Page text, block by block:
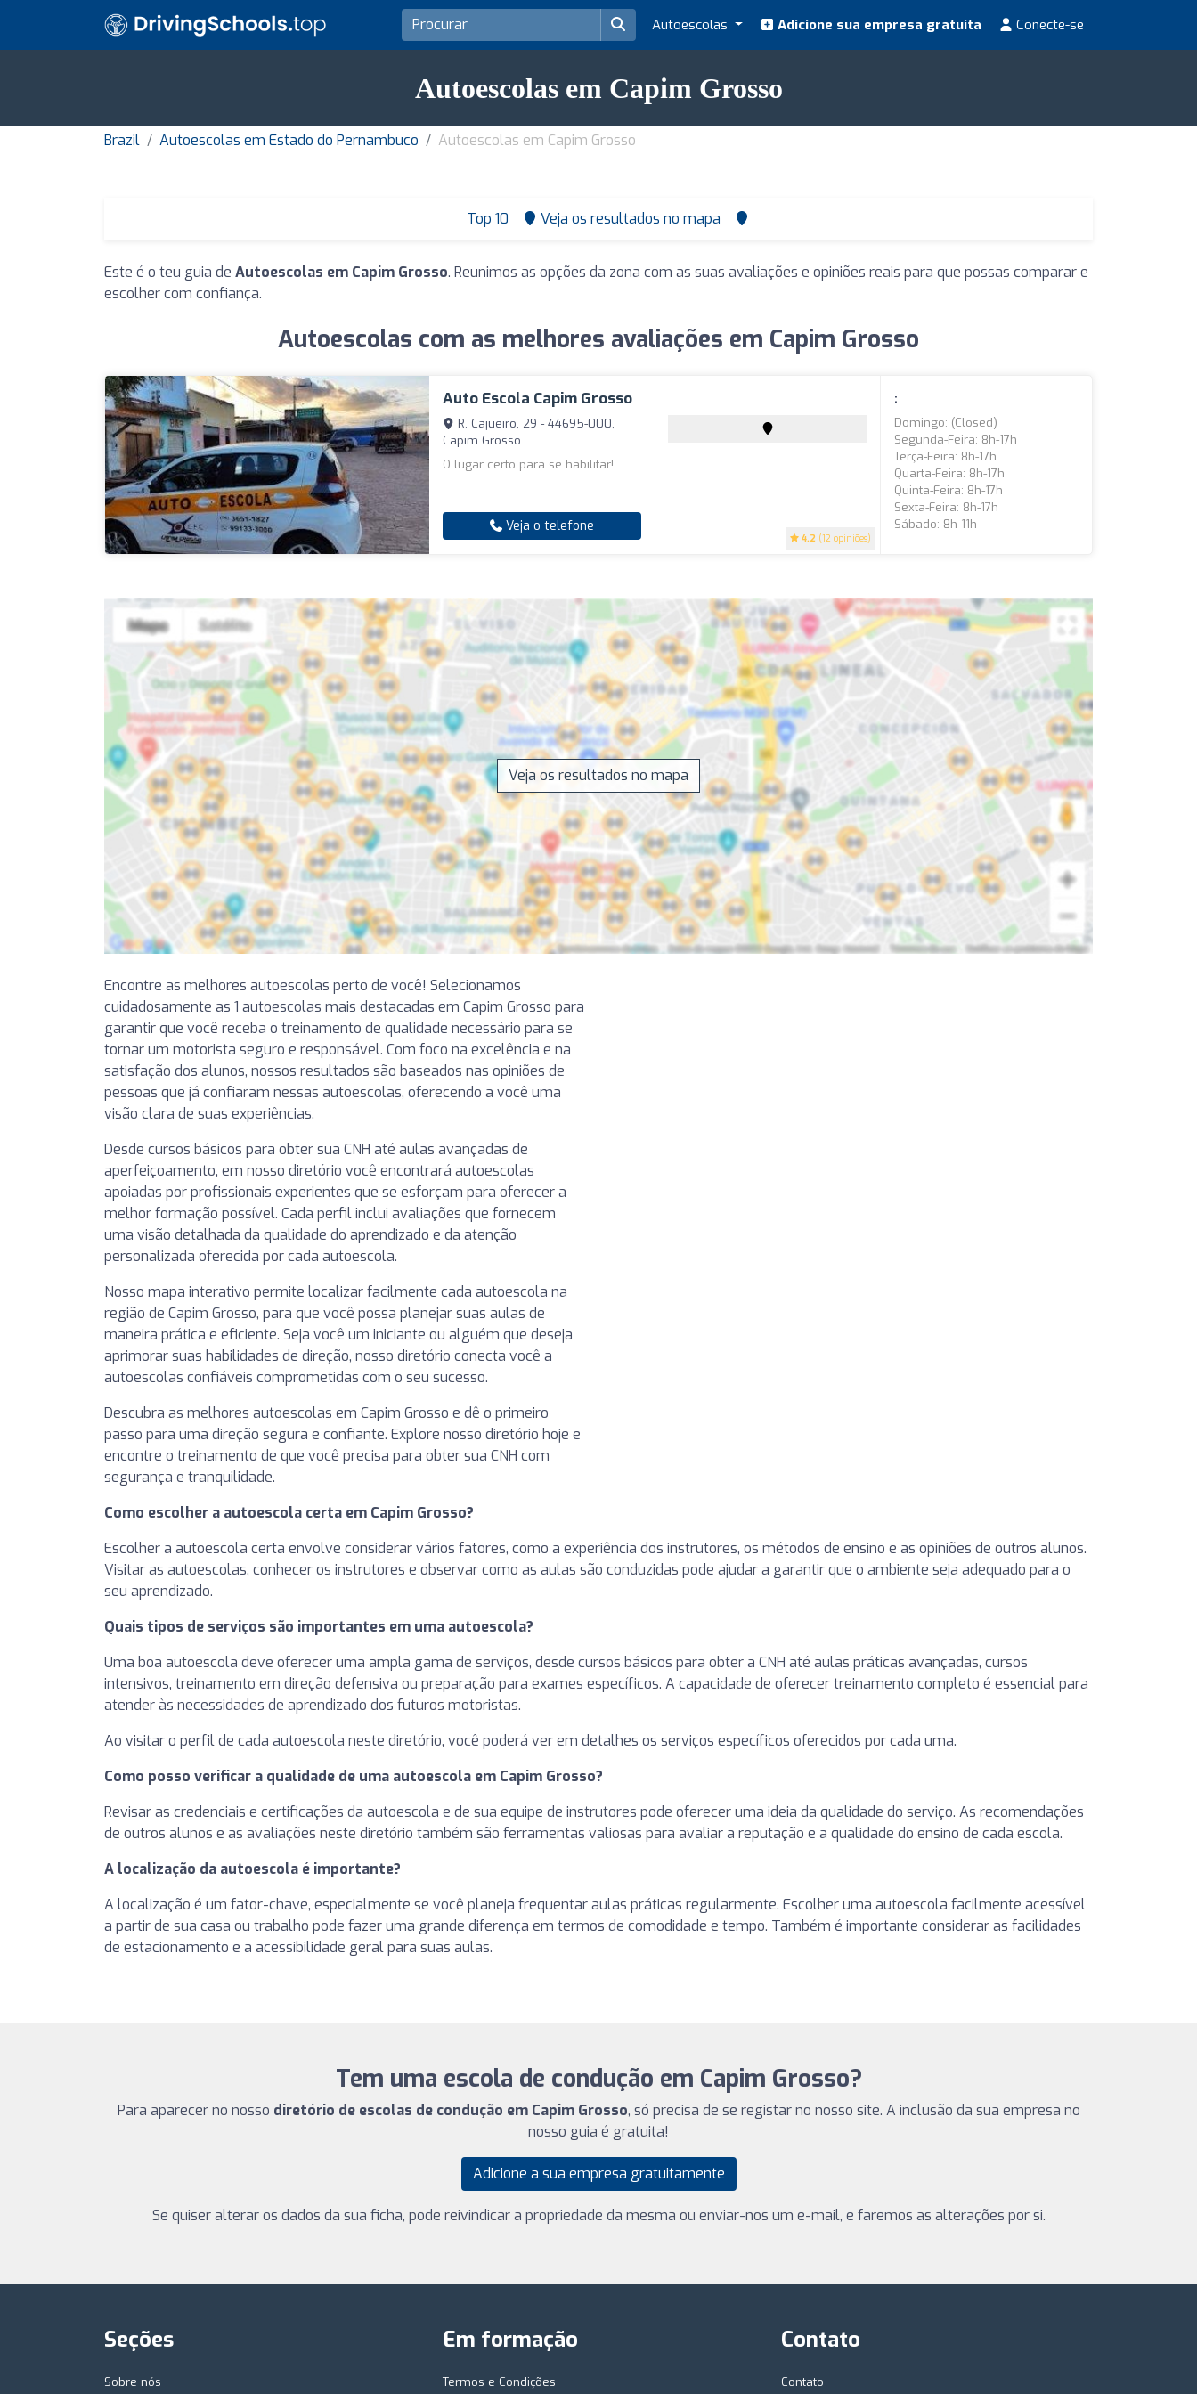
Autoescolas Adicione sua empresa gratuita Conecte-se
Autoescolas em Capim Grosso
Brazil Autoescolas em Estado do Pernambuco Autoescolas em Capim Grosso
Top 10 Veja os resultados no mapa
Este é o teu guia de Autoescolas em Capim Grosso. Reunimos as opções da zona com as suas avaliações e opiniões reais para que possas comparar e
escolher com confiança.
Autoescolas com as melhores avaliações em Capim Grosso
Auto Escola Capim Grosso
4.2 (12 opiniões)
R. Cajueiro, 29 - 44695-000,
Capim Grosso
O lugar certo para se habilitar!
Veja o telefone
:
Domingo: (closed)
Segunda-Feira: 8h-17h
Terça-Feira: 8h-17h
Quarta-Feira: 8h-17h
Quinta-Feira: 8h-17h
Sexta-Feira: 8h-17h
Sábado: 8h-11h
Veja os resultados no mapa
Encontre as melhores autoescolas perto de você! Selecionamos
cuidadosamente as 1 autoescolas mais destacadas em Capim Grosso para
garantir que você receba o treinamento de qualidade necessário para se
tornar um motorista seguro e responsável. Com foco na excelência e na
satisfação dos alunos, nossos resultados são baseados nas opiniões de
pessoas que já confiaram nessas autoescolas, oferecendo a você uma
visão clara de suas experiências.
Desde cursos básicos para obter sua CNH até aulas avançadas de
aperfeiçoamento, em nosso diretório você encontrará autoescolas
apoiadas por profissionais experientes que se esforçam para oferecer a
melhor formação possível. Cada perfil inclui avaliações que fornecem
uma visão detalhada da qualidade do aprendizado e da atenção
personalizada oferecida por cada autoescola.
Nosso mapa interativo permite localizar facilmente cada autoescola na
região de Capim Grosso, para que você possa planejar suas aulas de
maneira prática e eficiente. Seja você um iniciante ou alguém que deseja
aprimorar suas habilidades de direção, nosso diretório conecta você a
autoescolas confiáveis comprometidas com o seu sucesso.
Descubra as melhores autoescolas em Capim Grosso e dê o primeiro
passo para uma direção segura e confiante. Explore nosso diretório hoje e
encontre o treinamento de que você precisa para obter sua CNH com
segurança e tranquilidade.
Como escolher a autoescola certa em Capim Grosso?
Escolher a autoescola certa envolve considerar vários fatores, como a experiência dos instrutores, os métodos de ensino e as opiniões de outros alunos.
Visitar as autoescolas, conhecer os instrutores e observar como as aulas são conduzidas pode ajudar a garantir que o ambiente seja adequado para o
seu aprendizado.
Quais tipos de serviços são importantes em uma autoescola?
Uma boa autoescola deve oferecer uma ampla gama de serviços, desde cursos básicos para obter a CNH até aulas práticas avançadas, cursos
intensivos, treinamento em direção defensiva ou preparação para exames específicos. A capacidade de oferecer treinamento completo é essencial para
atender às necessidades de aprendizado dos futuros motoristas.
Ao visitar o perfil de cada autoescola neste diretório, você poderá ver em detalhes os serviços específicos oferecidos por cada uma.
Como posso verificar a qualidade de uma autoescola em Capim Grosso?
Revisar as credenciais e certificações da autoescola e de sua equipe de instrutores pode oferecer uma ideia da qualidade do serviço. As recomendações
de outros alunos e as avaliações neste diretório também são ferramentas valiosas para avaliar a reputação e a qualidade do ensino de cada escola.
A localização da autoescola é importante?
A localização é um fator-chave, especialmente se você planeja frequentar aulas práticas regularmente. Escolher uma autoescola facilmente acessível
a partir de sua casa ou trabalho pode fazer uma grande diferença em termos de comodidade e tempo. Também é importante considerar as facilidades
de estacionamento e a acessibilidade geral para suas aulas.
Tem uma escola de condução em Capim Grosso?
Para aparecer no nosso diretório de escolas de condução em Capim Grosso, só precisa de se registar no nosso site. A inclusão da sua empresa no
nosso guia é gratuita!
Adicione a sua empresa gratuitamente
Se quiser alterar os dados da sua ficha, pode reivindicar a propriedade da mesma ou enviar-nos um e-mail, e faremos as alterações por si.
Seções
Sobre nós
Em formação
Termos e Condições
Contato
Contato